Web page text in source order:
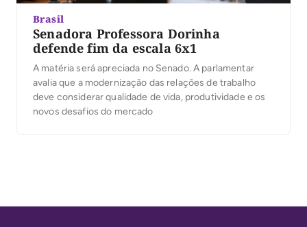
Brasil
Senadora Professora Dorinha
defende fim da escala 6x1
A matéria será apreciada no Senado. A parlamentar
avalia que a modernização das relações de trabalho
deve considerar qualidade de vida, produtividade e os
novos desafios do mercado